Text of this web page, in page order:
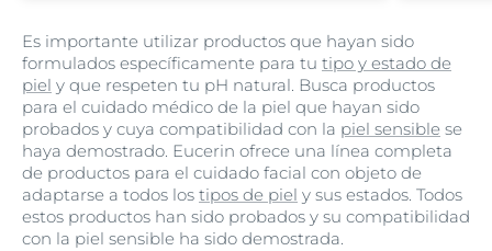
suciedad, el sudor, el sebo, el
maquillaje y la protección solar y
preparará su piel para captar los
beneficios de los componentes
activos de sus productos para el
cuidado de noche.
Es importante utilizar productos que hayan sido
formulados específicamente para tu tipo y estado de
piel y que respeten tu pH natural. Busca productos
para el cuidado médico de la piel que hayan sido
probados y cuya compatibilidad con la piel sensible se
haya demostrado. Eucerin ofrece una línea completa
de productos para el cuidado facial con objeto de
adaptarse a todos los tipos de piel y sus estados. Todos
estos productos han sido probados y su compatibilidad
con la piel sensible ha sido demostrada.